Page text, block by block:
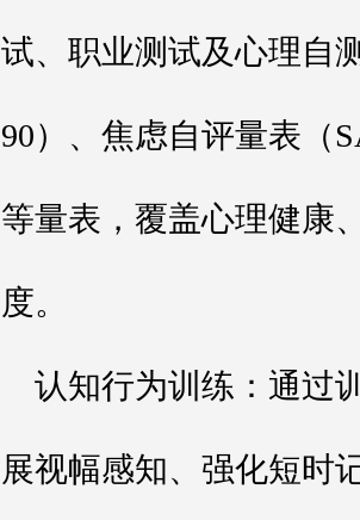
试、职业测试及心理自
90）、焦虑自评量表（
等量表，覆盖心理健康
度。
认知行为训练：通过
展视幅感知、强化短时